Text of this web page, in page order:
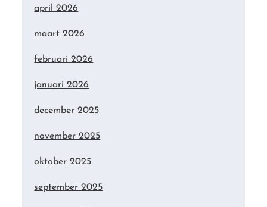
april 2026
maart 2026
februari 2026
januari 2026
december 2025
november 2025
oktober 2025
september 2025